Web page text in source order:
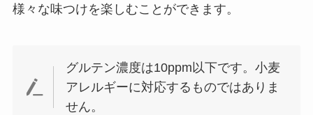
様々な味つけを楽しむことができます。
グルテン濃度は10ppm以下です。小麦
アレルギーに対応するものではありま
せん。